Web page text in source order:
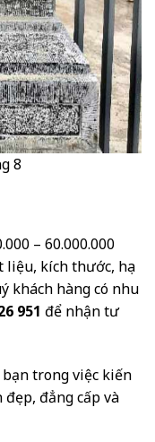
8
– 60.000.000
kích thước, họa
khách hàng có nhu
951 để nhận tư
trong việc kiến
đẳng cấp và